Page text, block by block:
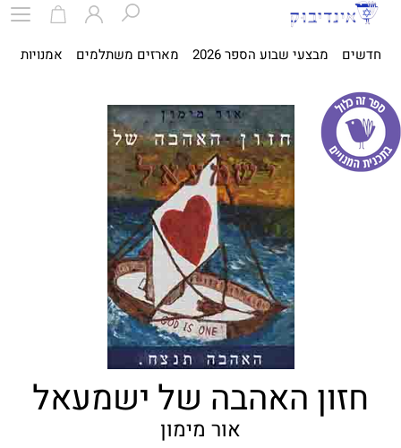
חדשים מבצעי שבוע הספר 2026 מארזים משתלמים אמנויות
חזון האהבה של ישמעאל
אור מימון